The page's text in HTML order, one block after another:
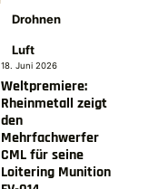
Drohnen
Luft
18. Juni 2026
Weltpremiere:
Rheinmetall zeigt
den
Mehrfachwerfer
CML für seine
Loitering Munition